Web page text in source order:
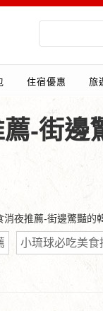
住宿優惠 旅
-街邊
消夜推薦-街邊驚豔的
小琉球必吃美食